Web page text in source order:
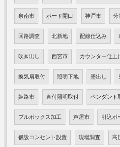
泉南市 ボード開口 神戸市 分
回路調査 北新地 配線仕込み
吹き出し 西宮市 カウンター仕上
換気扇取付 照明下地 墨出し
姫路市 直付照明取付 ペンダント
プルボックス加工 芦屋市 引込ポ
仮設コンセント設置 現場調査 高